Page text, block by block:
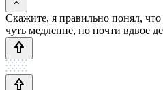
Скажите, я правильно понял,
чуть медленне, но почти вдвое